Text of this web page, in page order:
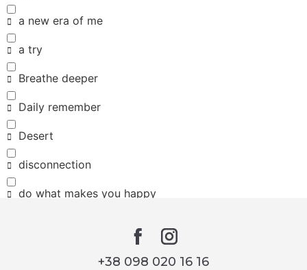
a new era of me
a try
Breathe deeper
Daily remember
Desert
disconnection
do what makes you happy
+38 098 020 16 16